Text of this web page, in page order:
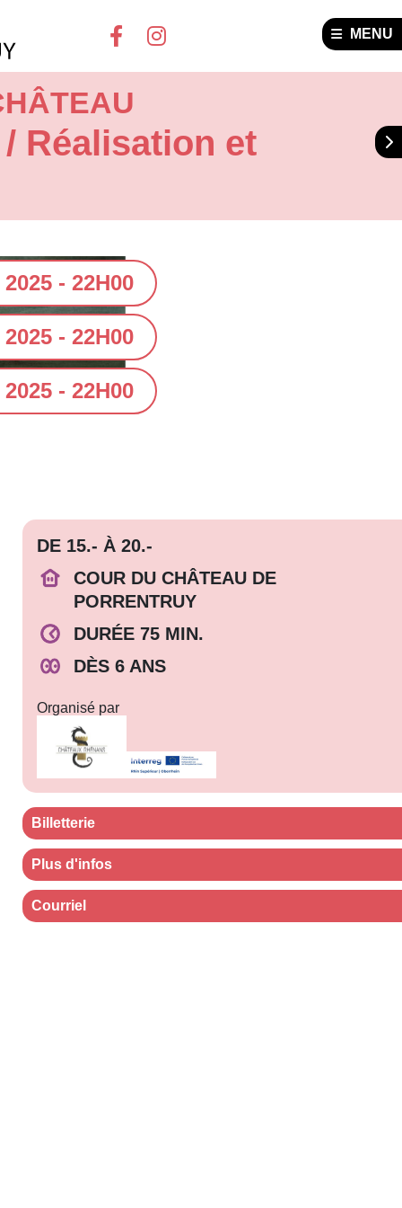
MENU
Réalisation et
- 22H00
- 22H00
- 22H00
DE 15.- À 20.-
COUR DU CHÂTEAU DE
PORRENTRUY
DURÉE 75 MIN.
DÈS 6 ANS
Organisé par
Billetterie
Plus d'infos
Courriel